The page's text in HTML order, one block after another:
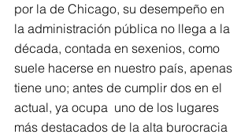
por la de Chicago, su desempeño en
la administración pública no llega a la
década, contada en sexenios, como
suele hacerse en nuestro país, apenas
tiene uno; antes de cumplir dos en el
actual, ya ocupa  uno de los lugares
más destacados de la alta burocracia